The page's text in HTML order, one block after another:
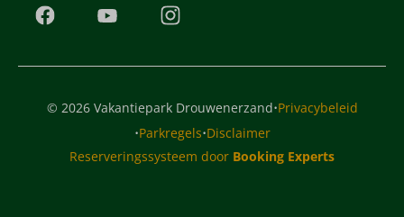
© 2026 Vakantiepark Drouwenerzand·Privacybeleid
·Parkregels·Disclaimer
Reserveringssysteem door Booking Experts